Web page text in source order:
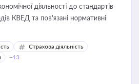
діяльності до стандартів
КВЕД та пов'язані нормативні
Страхова діяльність
+13